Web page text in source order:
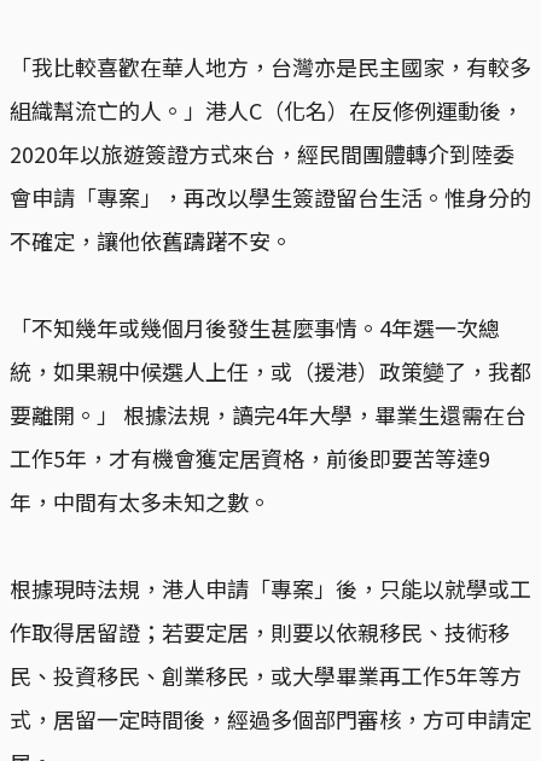
「我比較喜歡在華人地方，台灣亦是民主國家，有較多
組織幫流亡的人。」港人C（化名）在反修例運動後，
2020年以旅遊簽證方式來台，經民間團體轉介到陸委
會申請「專案」，再改以學生簽證留台生活。惟身分的
不確定，讓他依舊躊躇不安。
「不知幾年或幾個月後發生甚麼事情。4年選一次總
統，如果親中候選人上任，或（援港）政策變了，我都
要離開。」 根據法規，讀完4年大學，畢業生還需在台
工作5年，才有機會獲定居資格，前後即要苦等達9
年，中間有太多未知之數。
根據現時法規，港人申請「專案」後，只能以就學或工
作取得居留證；若要定居，則要以依親移民、技術移
民、投資移民、創業移民，或大學畢業再工作5年等方
式，居留一定時間後，經過多個部門審核，方可申請定